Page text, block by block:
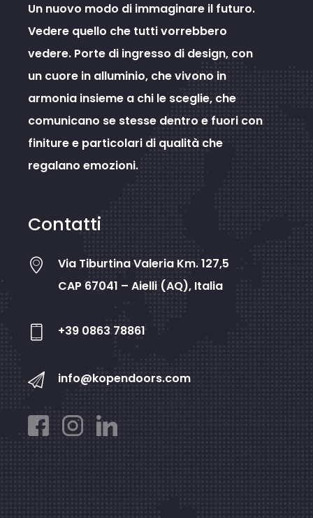
Un nuovo modo di immaginare il futuro.
Vedere quello che tutti vorrebbero
vedere. Porte di ingresso di design, con
un cuore in alluminio, che vivono in
armonia insieme a chi le sceglie, che
comunicano se stesse dentro e fuori con
finiture e particolari di qualità che
regalano emozioni.
Contatti
Via Tiburtina Valeria Km. 127,5
CAP 67041 – Aielli (AQ), Italia
+39 0863 78861
info@kopendoors.com